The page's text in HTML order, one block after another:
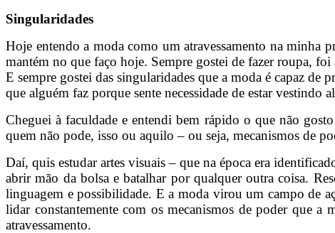
Singularidades
Hoje entendo a moda como um atravessamento na minha
mantém no que faço hoje. Sempre gostei de fazer roupa,
E sempre gostei das singularidades que a moda é capaz de
que alguém faz porque sente necessidade de estar vestindo
Cheguei à faculdade e entendi bem rápido o que não
quem não pode, isso ou aquilo – ou seja, mecanismos de
Daí, quis estudar artes visuais – que na época era
abrir mão da bolsa e batalhar por qualquer outra coisa.
linguagem e possibilidade. E a moda virou um campo de
lidar constantemente com os mecanismos de poder que
atravessamento.